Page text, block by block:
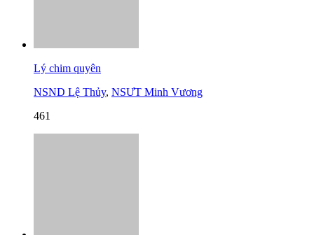
Lý chim quyên
NSND Lệ Thủy, NSƯT Minh Vương
461